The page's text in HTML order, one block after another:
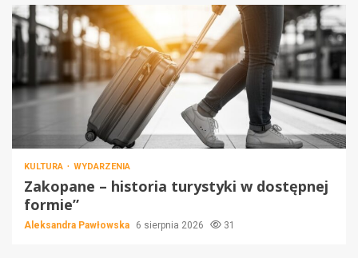
KULTURA WYDARZENIA
Zakopane – historia turystyki w dostępnej
formie”
Aleksandra Pawłowska 6 sierpnia 2026 31